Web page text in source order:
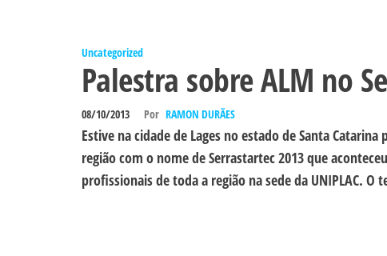
Uncategorized
Palestra sobre ALM no
08/10/2013 Por RAMON DURÃES
Estive na cidade de Lages no estado de Santa
região com o nome de Serrastartec 2013 que
profissionais de toda a região na sede da UNIPLAC.